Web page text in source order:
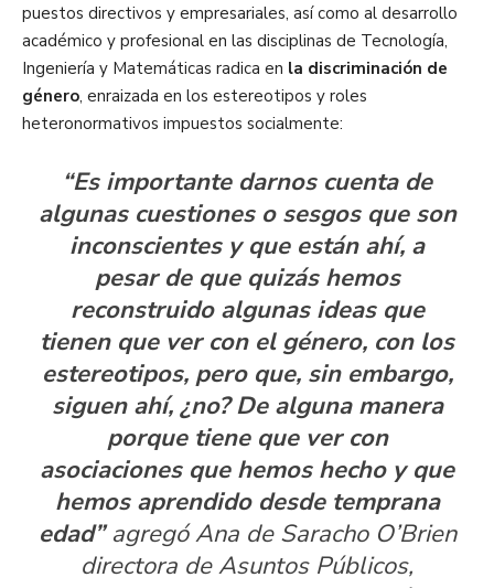
puestos directivos y empresariales, así como al desarrollo
académico y profesional en las disciplinas de Tecnología,
Ingeniería y Matemáticas radica en la discriminación de
género, enraizada en los estereotipos y roles
heteronormativos impuestos socialmente:
“Es importante darnos cuenta de
algunas cuestiones o sesgos que son
inconscientes y que están ahí, a
pesar de que quizás hemos
reconstruido algunas ideas que
tienen que ver con el género, con los
estereotipos, pero que, sin embargo,
siguen ahí, ¿no? De alguna manera
porque tiene que ver con
asociaciones que hemos hecho y que
hemos aprendido desde temprana
edad”agregó Ana de Saracho O’Brien
directora de Asuntos Públicos,